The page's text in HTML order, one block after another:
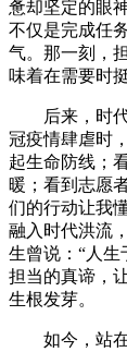
惫却坚定的眼
不仅是完成任
气。那一刻，
味着在需要时
后来，时代
冠疫情肆虐时
起生命防线；
暖；看到志愿
们的行动让我
融入时代洪流
生曾说：“人生
担当的真谛，
生根发芽。
如今，站在